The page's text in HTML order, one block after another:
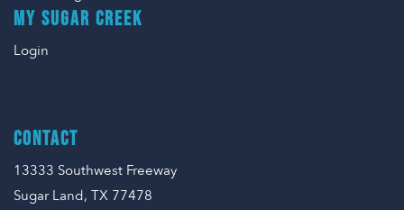
MY SUGAR CREEK
Login
CONTACT
13333 Southwest Freeway
Sugar Land, TX 77478